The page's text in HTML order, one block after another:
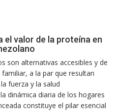
valor de la proteína en
son alternativas accesibles y de
a la par que resultan
fuerza y la salud
dinámica diaria de los hogares
constituye el pilar esencial